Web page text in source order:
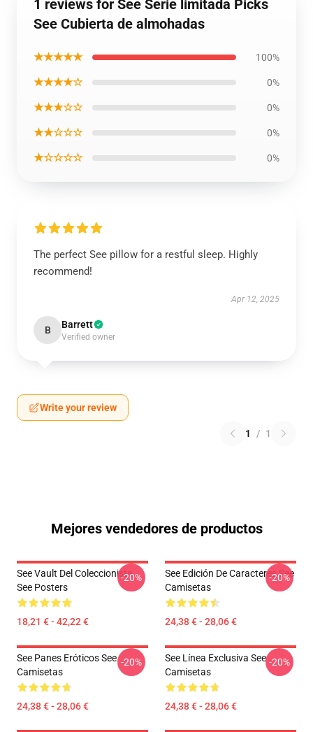
1 reviews for See Serie limitada Picks
See Cubierta de almohadas
★★★★★ 100%
★★★★☆ 0%
★★★☆☆ 0%
★★☆☆☆ 0%
★☆☆☆☆ 0%
The perfect See pillow for a restful sleep. Highly
recommend!
Apr 12, 2025
B Barrett
Verified owner
Write your review
1 / 1
Mejores vendedores de productos
See Vault Del Coleccionista
See Posters
18,21 € - 42,22 €
-20%
See Edición De Caracteres See
Camisetas
24,38 € - 28,06 €
-20%
See Panes Eróticos See
Camisetas
24,38 € - 28,06 €
-20%
See Línea Exclusiva See
Camisetas
24,38 € - 28,06 €
-20%